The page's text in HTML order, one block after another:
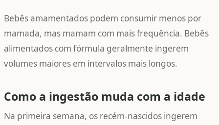
Bebês amamentados podem consumir menos por
mamada, mas mamam com mais frequência. Bebês
alimentados com fórmula geralmente ingerem
volumes maiores em intervalos mais longos.
Como a ingestão muda com a idade
Na primeira semana, os recém-nascidos ingerem